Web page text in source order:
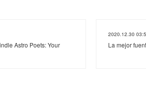
Astro Poets: Your
2020.12.30
La mejor